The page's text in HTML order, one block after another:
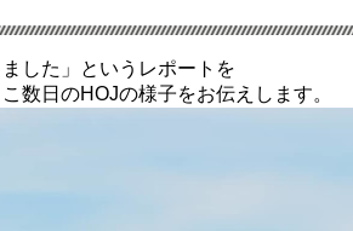
した」というレポートを
数日のHOJの様子をお伝えします。